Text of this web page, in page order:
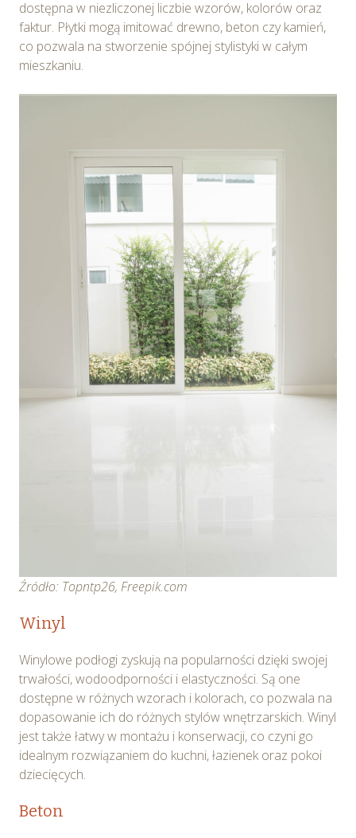
dostępna w niezliczonej liczbie wzorów, kolorów oraz
faktur. Płytki mogą imitować drewno, beton czy kamień,
co pozwala na stworzenie spójnej stylistyki w całym
mieszkaniu.
Źródło: Topntp26, Freepik.com
Winyl
Winylowe podłogi zyskują na popularności dzięki swojej
trwałości, wodoodporności i elastyczności. Są one
dostępne w różnych wzorach i kolorach, co pozwala na
dopasowanie ich do różnych stylów wnętrzarskich. Winyl
jest także łatwy w montażu i konserwacji, co czyni go
idealnym rozwiązaniem do kuchni, łazienek oraz pokoi
dziecięcych.
Beton